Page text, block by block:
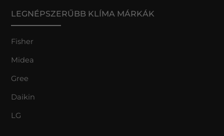
LEGNÉPSZERŰBB KLÍMA MÁRKÁK
Fisher
Midea
Gree
Daikin
LG